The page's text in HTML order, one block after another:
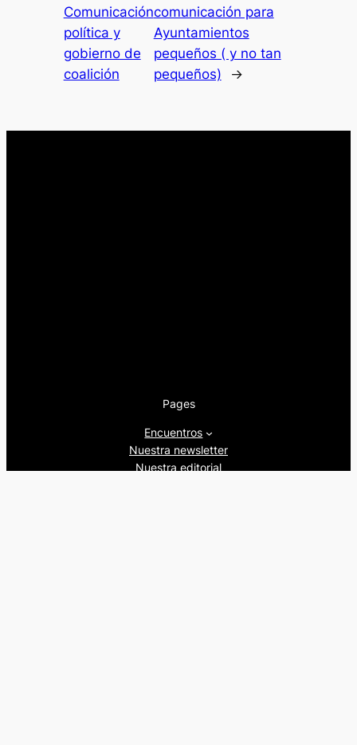
Comunicación
política y
gobierno de
coalición
comunicación para
Ayuntamientos
pequeños ( y no tan
pequeños)
→
Pages
Encuentros
Nuestra newsletter
Nuestra editorial